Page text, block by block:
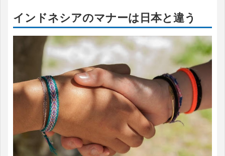
インドネシアのマナーは日本と違う